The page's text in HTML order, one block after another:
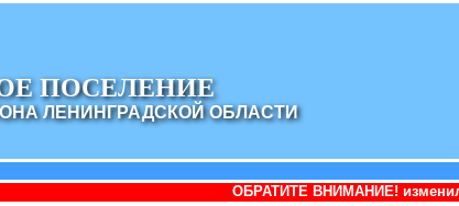
ПОСЕЛЕНИЕ
ЛЕНИНГРАДСКОЙ ОБЛАСТИ
ОБРАТИТЕ ВНИМАНИЕ! изменилось